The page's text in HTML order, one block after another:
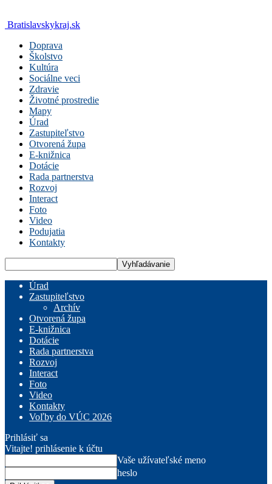
Bratislavskykraj.sk
Doprava
Školstvo
Kultúra
Sociálne veci
Zdravie
Životné prostredie
Mapy
Úrad
Zastupiteľstvo
Otvorená župa
E-knižnica
Dotácie
Rada partnerstva
Rozvoj
Interact
Foto
Video
Podujatia
Kontakty
Úrad
Zastupiteľstvo
Archív
Otvorená župa
E-knižnica
Dotácie
Rada partnerstva
Rozvoj
Interact
Foto
Video
Kontakty
Voľby do VÚC 2026
Prihlásiť sa
Vitajte! prihlásenie k účtu
Vaše užívateľské meno
heslo